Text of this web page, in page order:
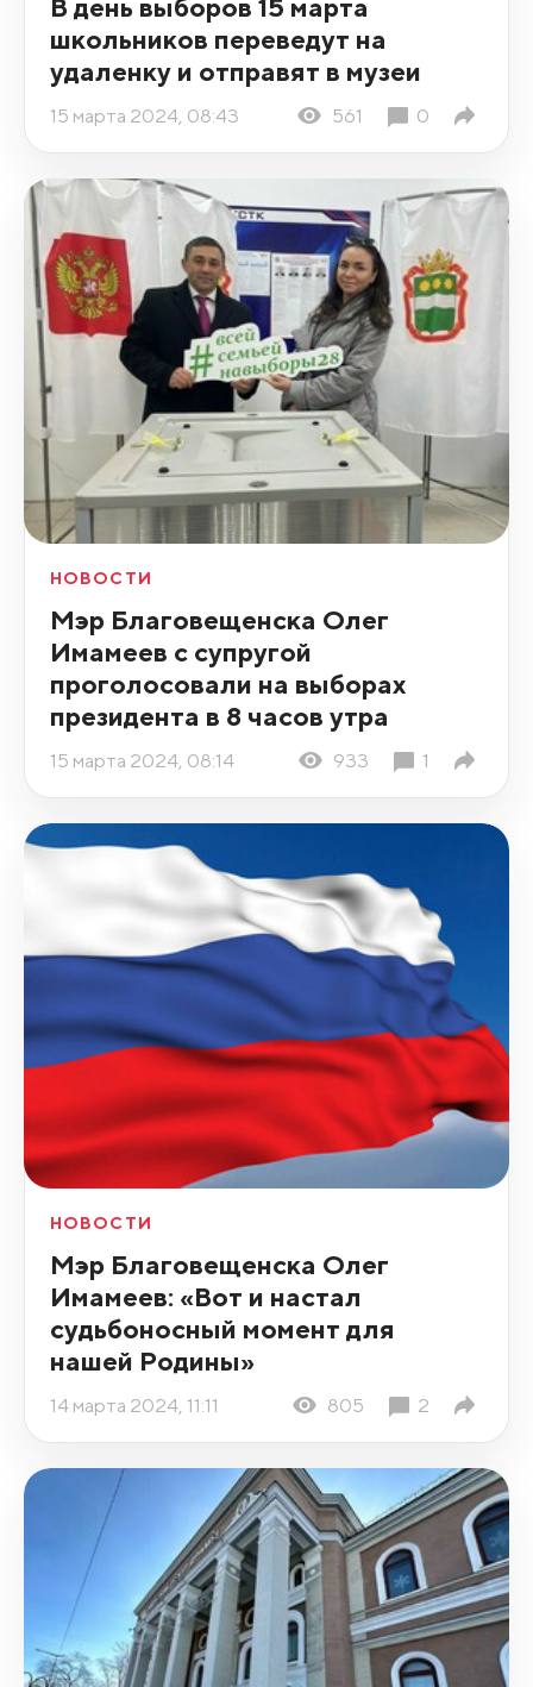
В день выборов 15 марта
школьников переведут на
удаленку и отправят в музеи
15 марта 2024, 08:43 561 0
НОВОСТИ
Мэр Благовещенска Олег
Имамеев с супругой
проголосовали на выборах
президента в 8 часов утра
15 марта 2024, 08:14 933 1
НОВОСТИ
Мэр Благовещенска Олег
Имамеев: «Вот и настал
судьбоносный момент для
нашей Родины»
14 марта 2024, 11:11 805 2